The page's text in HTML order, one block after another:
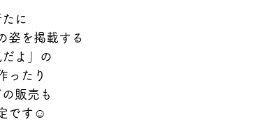
に
姿を掲載する
だよ」の
ったり
販売も
です☺︎